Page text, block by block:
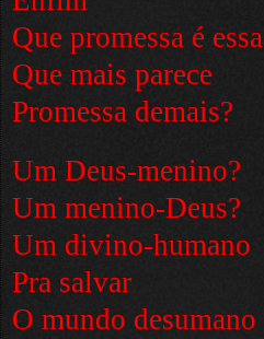
Que promessa é essa
Que mais parece
Promessa demais?
Um Deus-menino?
Um menino-Deus?
Um divino-humano
Pra salvar
O mundo desumano